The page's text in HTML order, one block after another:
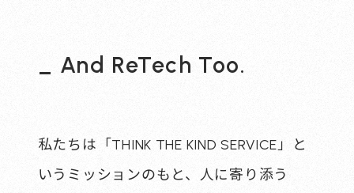
_ And ReTech Too.
私たちは「THINK THE KIND SERVICE」と
いうミッションのもと、
人に寄り添う